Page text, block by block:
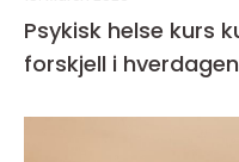
Psykisk helse kurs kunnskap som gjør en
forskjell i hverdagen